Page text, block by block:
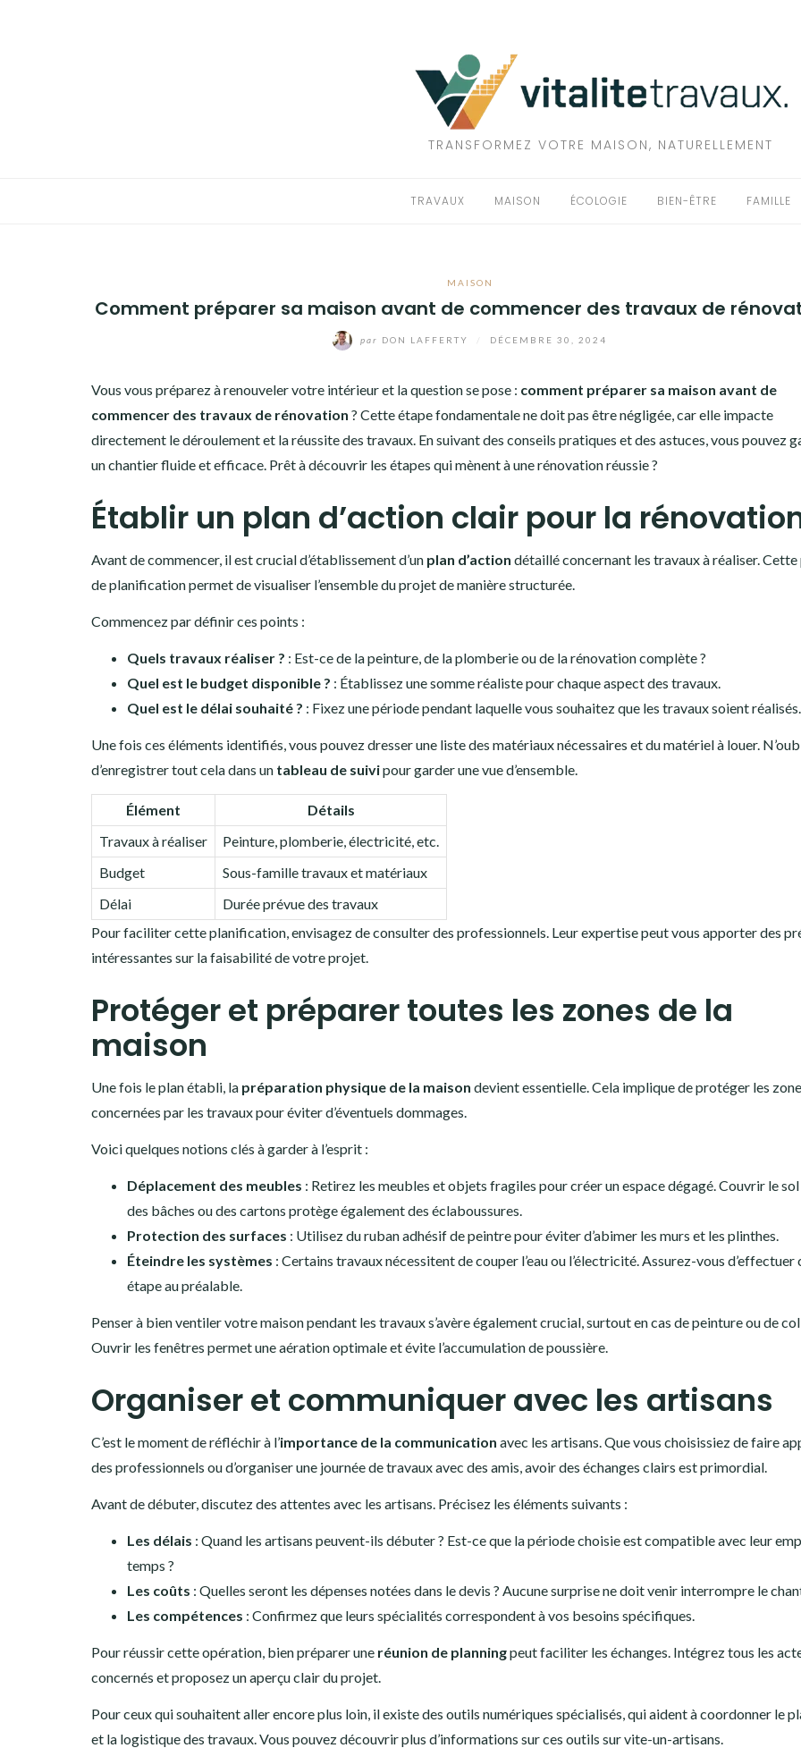
TRANSFORMEZ VOTRE MAISON, NATURELLEMENT
TRAVAUX MAISON ÉCOLOGIE BIEN-ÊTRE FAMILLE
MAISON
Comment préparer sa maison avant de commencer des travaux de
par DON LAFFERTY DÉCEMBRE 30, 2024
Vous vous préparez à renouveler votre intérieur et la question se pose : comment préparer sa maison avant de
commencer des travaux de rénovation ? Cette étape fondamentale ne doit pas être négligée, car elle impacte
directement le déroulement et la réussite des travaux. En suivant des conseils pratiques et des astuces, vous pouvez
un chantier fluide et efficace. Prêt à découvrir les étapes qui mènent à une rénovation réussie ?
Établir un plan d’action clair pour la
Avant de commencer, il est crucial d’établissement d’un plan d’action détaillé concernant les travaux à réaliser. Cette
de planification permet de visualiser l’ensemble du projet de manière structurée.
Commencez par définir ces points :
Quels travaux réaliser ? : Est-ce de la peinture, de la plomberie ou de la rénovation complète ?
Quel est le budget disponible ? : Établissez une somme réaliste pour chaque aspect des travaux.
Quel est le délai souhaité ? : Fixez une période pendant laquelle vous souhaitez que les travaux soient réalisés.
Une fois ces éléments identifiés, vous pouvez dresser une liste des matériaux nécessaires et du matériel à louer.
d’enregistrer tout cela dans un tableau de suivipour garder une vue d’ensemble.
Élément
Détails
Travaux à réaliser
Peinture, plomberie, électricité, etc.
Budget
Sous-famille travaux et matériaux
Délai
Durée prévue des travaux
Pour faciliter cette planification, envisagez de consulter des professionnels. Leur expertise peut vous apporter des
intéressantes sur la faisabilité de votre projet.
Protéger et préparer toutes les zones de la
maison
Une fois le plan établi, la préparation physique de la maison devient essentielle. Cela implique de protéger les
concernées par les travaux pour éviter d’éventuels dommages.
Voici quelques notions clés à garder à l’esprit :
Déplacement des meubles : Retirez les meubles et objets fragiles pour créer un espace dégagé. Couvrir le sol
des bâches ou des cartons protège également des éclaboussures.
Protection des surfaces : Utilisez du ruban adhésif de peintre pour éviter d’abimer les murs et les plinthes.
Éteindre les systèmes : Certains travaux nécessitent de couper l’eau ou l’électricité. Assurez-vous d’effectuer
étape au préalable.
Penser à bien ventiler votre maison pendant les travaux s’avère également crucial, surtout en cas de peinture ou de
Ouvrir les fenêtres permet une aération optimale et évite l’accumulation de poussière.
Organiser et communiquer avec les artisans
C’est le moment de réfléchir à l’importance de la communication avec les artisans. Que vous choisissiez de faire
des professionnels ou d’organiser une journée de travaux avec des amis, avoir des échanges clairs est primordial.
Avant de débuter, discutez des attentes avec les artisans. Précisez les éléments suivants :
Les délais : Quand les artisans peuvent-ils débuter ? Est-ce que la période choisie est compatible avec leur
temps ?
Les coûts : Quelles seront les dépenses notées dans le devis ? Aucune surprise ne doit venir interrompre le
Les compétences : Confirmez que leurs spécialités correspondent à vos besoins spécifiques.
Pour réussir cette opération, bien préparer une réunion de planningpeut faciliter les échanges. Intégrez tous les
concernés et proposez un aperçu clair du projet.
Pour ceux qui souhaitent aller encore plus loin, il existe des outils numériques spécialisés, qui aident à coordonner le
et la logistique des travaux. Vous pouvez découvrir plus d’informations sur ces outils survite-un-artisans.